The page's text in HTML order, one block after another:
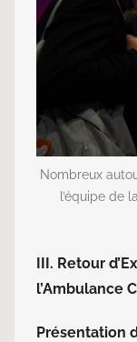
Nombreux
l’équipe de
III. Retour
l’Ambulance
Présentation